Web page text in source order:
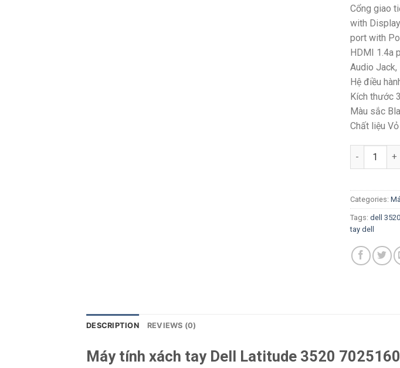
Cổng giao
with
port with
HDMI 1.4a
Audio Jack,
Hệ điều
Kích thước
Màu sắc
Chất liệu
Máy tính
Categories:
Tags: dell 3520
tay dell
DESCRIPTION REVIEWS (0)
Máy tính xách tay Dell Latitude 3520